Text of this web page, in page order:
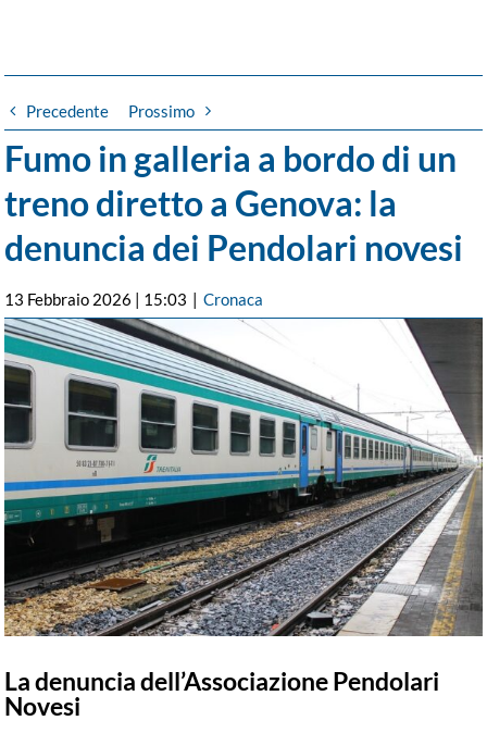
Precedente Prossimo
Fumo in galleria a bordo di un
treno diretto a Genova: la
denuncia dei Pendolari novesi
13 Febbraio 2026 | 15:03 | Cronaca
Ingrandisci
immagine
La denuncia dell’Associazione Pendolari
Novesi